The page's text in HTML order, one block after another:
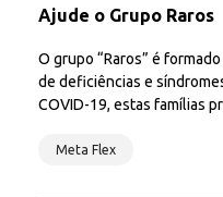
Ajude o Grupo Raros
O grupo “Raros” é
de deficiências e
COVID-19, estas famílias
Meta Flex